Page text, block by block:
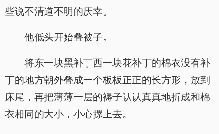
些说不清道不明的庆幸。
他低头开始叠被子。
将东一块黑补丁西一块花补丁的棉衣没有补
丁的地方朝外叠成一个板板正正的长方形，放到
床尾，再把薄薄一层的褥子认认真真地折成和棉
衣相同的大小，小心摞上去。